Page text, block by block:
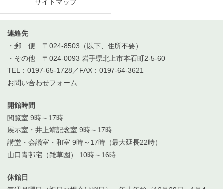
サイトマップ
連絡先
・郵 便 〒024-8503（以下、住所不要）
・その他 〒024-0093 岩手県北上市本石町2-5-60
TEL：0197-65-1728／FAX：0197-64-3621
お問い合わせフォーム
開館時間
閲覧室 9時～17時
展示室・井上靖記念室 9時～17時
講堂・会議室・和室 9時～17時（最大延長22時）
山口青邨宅（雑草園） 10時～16時
休館日